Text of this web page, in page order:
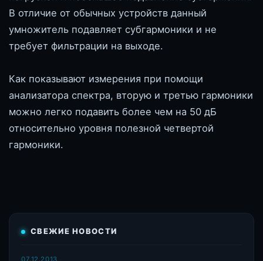
В отличие от обычных устройств данный
умножитель подавляет субгармоники и не
требует фильтрации на выходе.
Как показывают измерения при помощи
анализатора спектра, вторую и третью гармоники
можно легко подавить более чем на 50 дБ
относительно уровня полезной четвертой
гармоники.
СВЕЖИЕ НОВОСТИ
07.12.2013